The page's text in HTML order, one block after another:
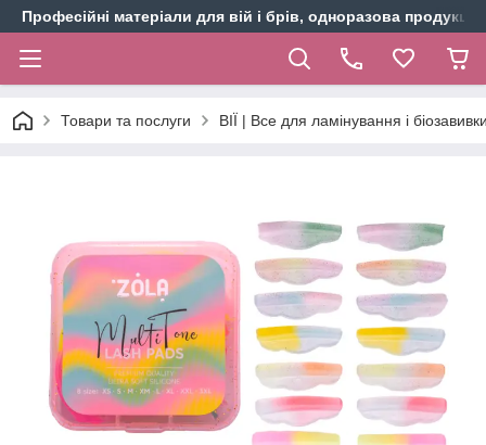
Професійні матеріали для вій і брів, одноразова продукція
Товари та послуги ВІЇ | Все для ламінування і